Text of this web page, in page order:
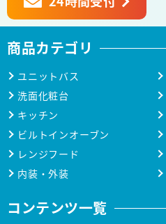
商品カテゴリ
ユニットバス
洗面化粧台
キッチン
ビルトインオーブン
レンジフード
内装・外装
コンテンツ一覧